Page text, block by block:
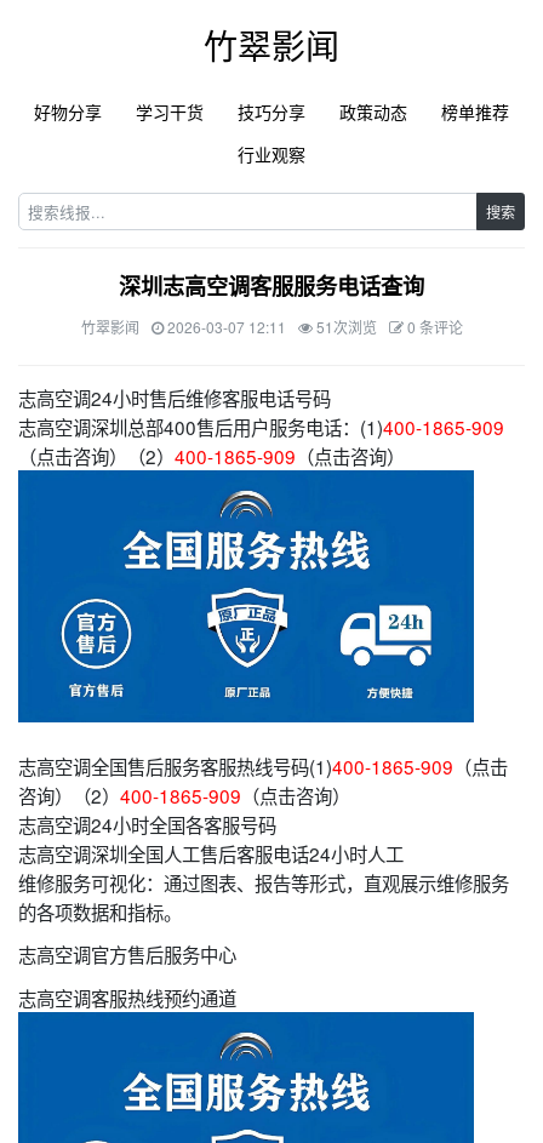
竹翠影闻
好物分享 学习干货 技巧分享 政策动态
榜单推荐
行业观察
搜索
深圳志高空调客服服务电话查询
竹翠影闻 2026-03-07 12:11 51次浏览 0 条评论
志高空调24小时售后维修客服电话号码
志高空调深圳总部400售后用户服务电话：(1)400-1865-909
（点击咨询）（2） 400-1865-909 （点击咨询）
志高空调全国售后服务客服热线号码(1)400-1865-909 （点击
咨询）（2） 400-1865-909 （点击咨询）
志高空调24小时全国各客服号码
志高空调深圳全国人工售后客服电话24小时人工
维修服务可视化：通过图表、报告等形式，直观展示维修服务
的各项数据和指标。
志高空调官方售后服务中心
志高空调客服热线预约通道